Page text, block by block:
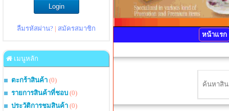
ลืมรหัสผ่าน? | สมัครสมาชิก
เมนูหลัก
ตะกร้าสินค้า (0)
รายการสินค้าที่ชอบ (0)
ประวัติการชมสินค้า (0)
หน้าแรก